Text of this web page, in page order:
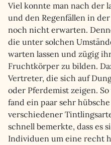
Viel konnte man nach der
und den Regenfällen in
noch nicht erwarten.
die unter solchen
warten lassen und zügig
Fruchtkörper zu bilden.
Vertreter, die sich auf
oder Pferdemist zeigen.
fand ein paar sehr
verschiedener
schnell bemerkte, dass es
Individuen um eine recht